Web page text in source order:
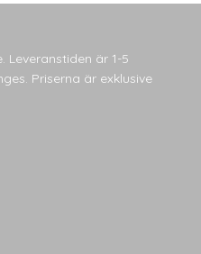
Leveranstiden är 1-5
Priserna är exklusive